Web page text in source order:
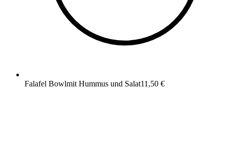
Falafel Bowlmit Hummus und Salat11,50 €